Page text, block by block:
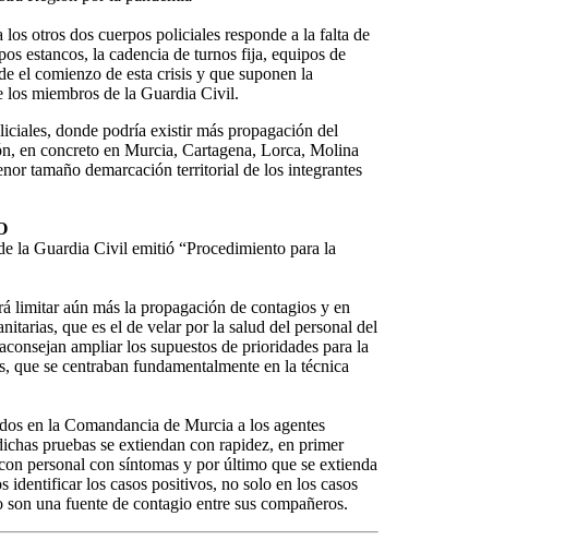
otros dos cuerpos policiales responde a la falta de
estancos, la cadencia de turnos fija, equipos de
el comienzo de esta crisis y que suponen la
los miembros de la Guardia Civil.
donde podría existir más propagación del
en concreto en Murcia, Cartagena, Lorca, Molina
tamaño demarcación territorial de los integrantes
la Guardia Civil emitió “Procedimiento para la
limitar aún más la propagación de contagios y en
que es el de velar por la salud del personal del
ampliar los supuestos de prioridades para la
que se centraban fundamentalmente en la técnica
en la Comandancia de Murcia a los agentes
pruebas se extiendan con rapidez, en primer
personal con síntomas y por último que se extienda
los casos positivos, no solo en los casos
una fuente de contagio entre sus compañeros.